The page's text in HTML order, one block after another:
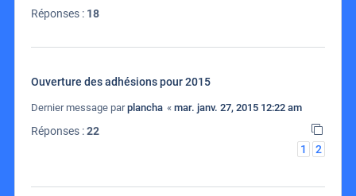
Réponses : 18
Ouverture des adhésions pour 2015
Dernier message parplancha « mar. janv. 27, 2015 12:22 am
Réponses :22
1
2